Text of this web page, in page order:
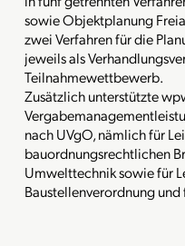
sowie Objektplanung
zwei Verfahren für die
jeweils als
Teilnahmewettbewerb.
Zusätzlich unterstützte
nach UVgO, nämlich für
bauordnungsrechtlichen
Umwelttechnik sowie für
Baustellenverordnung und